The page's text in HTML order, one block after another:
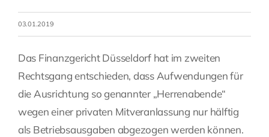
Team
Stellenangebote
Fragen Sie Ihre Kanzlei
03.01.2019
Das Finanzgericht Düsseldorf hat im zweiten
Rechtsgang entschieden, dass Aufwendungen für
die Ausrichtung so genannter „Herrenabende“
wegen einer privaten Mitveranlassung nur hälftig
als Betriebsausgaben abgezogen werden können.